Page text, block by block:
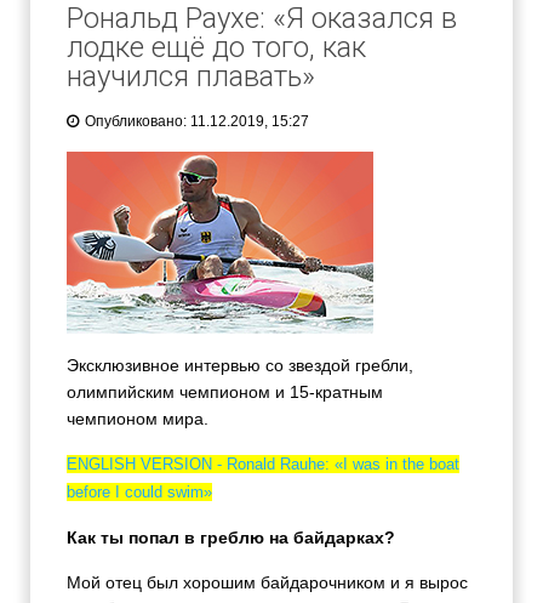
Рональд Раухе: «Я оказался в
лодке ещё до того, как
научился плавать»
Опубликовано: 11.12.2019, 15:27
Эксклюзивное интервью со звездой гребли,
олимпийским чемпионом и 15-кратным
чемпионом мира.
ENGLISH VERSION - Ronald Rauhe: «I was in the boat
before I could swim»
Как ты попал в греблю на байдарках?
Мой отец был хорошим байдарочником и я вырос